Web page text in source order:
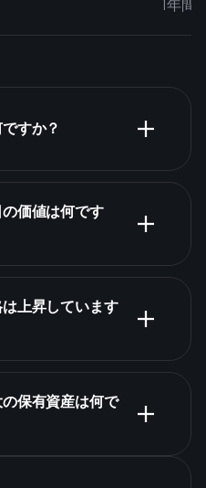
1年間
すか？
価値は何です
上昇しています
保有資産は何で